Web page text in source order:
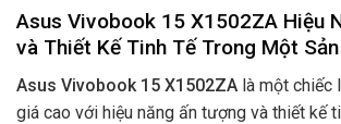
Asus Vivobook 15 X1502ZA Hiệu
và Thiết Kế Tinh Tế Trong Một
Asus Vivobook 15 X1502ZA là một chiếc
giá cao với hiệu năng ấn tượng và thiết kế